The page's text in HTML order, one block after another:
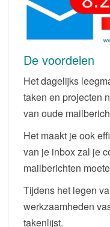
De voordelen
Het dagelijks
taken en projecten
van oude
Het maakt je ook
van je inbox zal je
mailberichten
Tijdens het legen
werkzaamheden
takenlijst.